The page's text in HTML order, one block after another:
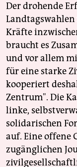
Der drohende
Kräfte
braucht es
und vor allem
für eine starke
kooperiert
Zentrum". Die
linke,
solidarischen
auf. Eine offene
zugänglichen